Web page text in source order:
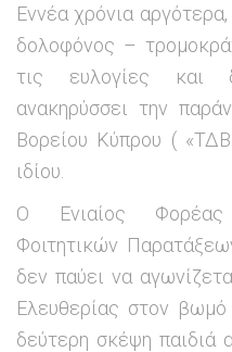
Εννέα χρόνια
δολοφόνος –
τις ευλογίες και
ανακηρύσσει την
Βορείου Κύπρου (
ιδίου.
Ο Ενιαίος Φορέας
Φοιτητικών
δεν παύει να
Ελευθερίας στον
δεύτερη σκέψη παιδιά